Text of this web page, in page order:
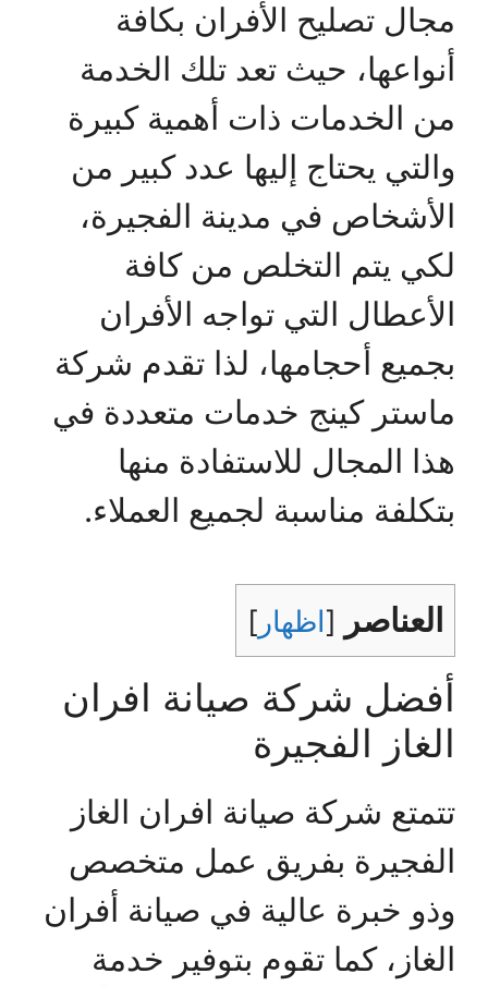
مجال تصليح الأفران بكافة
أنواعها، حيث تعد تلك الخدمة
من الخدمات ذات أهمية كبيرة
والتي يحتاج إليها عدد كبير من
الأشخاص في مدينة الفجيرة،
لكي يتم التخلص من كافة
الأعطال التي تواجه الأفران
بجميع أحجامها، لذا تقدم شركة
ماستر كينج خدمات متعددة في
هذا المجال للاستفادة منها
بتكلفة مناسبة لجميع العملاء.
العناصر [اظهار ]
أفضل شركة صيانة افران
الغاز الفجيرة
تتمتع شركة صيانة افران الغاز
الفجيرة بفريق عمل متخصص
وذو خبرة عالية في صيانة أفران
الغاز، كما تقوم بتوفير خدمة